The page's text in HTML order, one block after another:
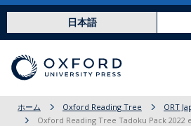
日本語
ホーム Oxford Reading Tree
ORT
Oxford Reading Tree Tadoku Pack